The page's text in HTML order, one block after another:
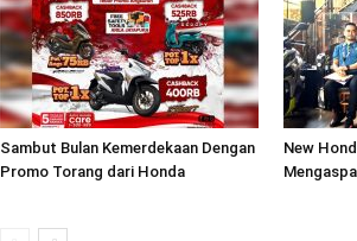
Sambut Bulan Kemerdekaan Dengan
Promo Torang dari Honda
New